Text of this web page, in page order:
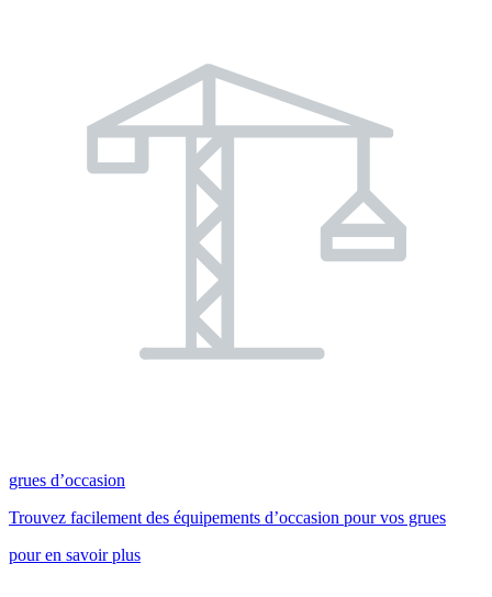
grues d’occasion
Trouvez facilement des équipements d’occasion pour vos grues
pour en savoir plus